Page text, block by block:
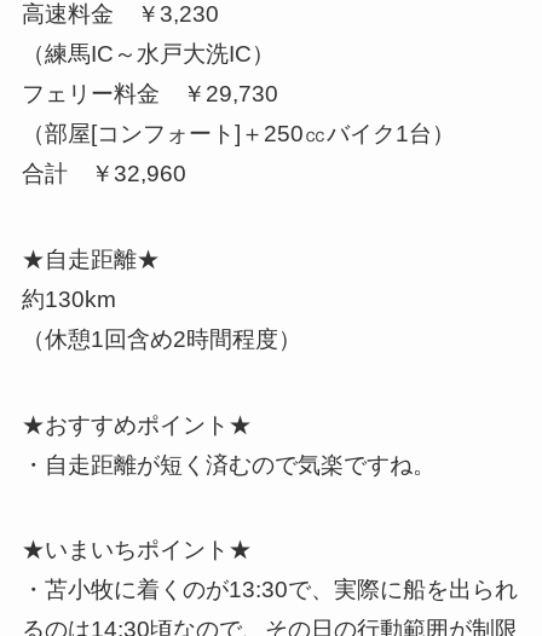
高速料金 ￥3,230
（練馬IC～水戸大洗IC）
フェリー料金 ￥29,730
（部屋[コンフォート]＋250㏄バイク1台）
合計 ￥32,960
★自走距離★
約130km
（休憩1回含め2時間程度）
★おすすめポイント★
・自走距離が短く済むので気楽ですね。
★いまいちポイント★
・苫小牧に着くのが13:30で、実際に船を出られ
るのは14:30頃なので、その日の行動範囲が制限